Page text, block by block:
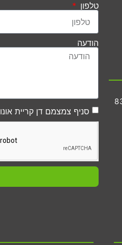
טלפון
הודעה
סניף צמצמם דן קריית אונו